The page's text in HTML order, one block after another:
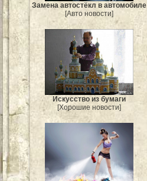
Замена автостёкл в автомобиле
[Авто новости]
Искусство из бумаги
[Хорошие новости]